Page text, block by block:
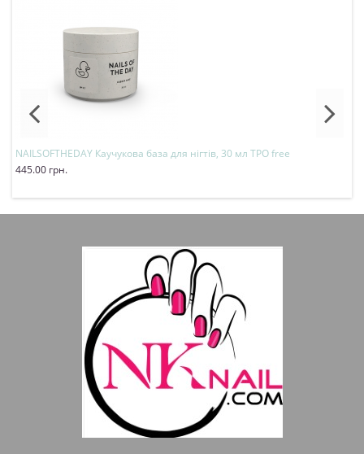
NAILSOFTHEDAY Каучукова база для нігтів, 30 мл TPO free
445.00 грн.